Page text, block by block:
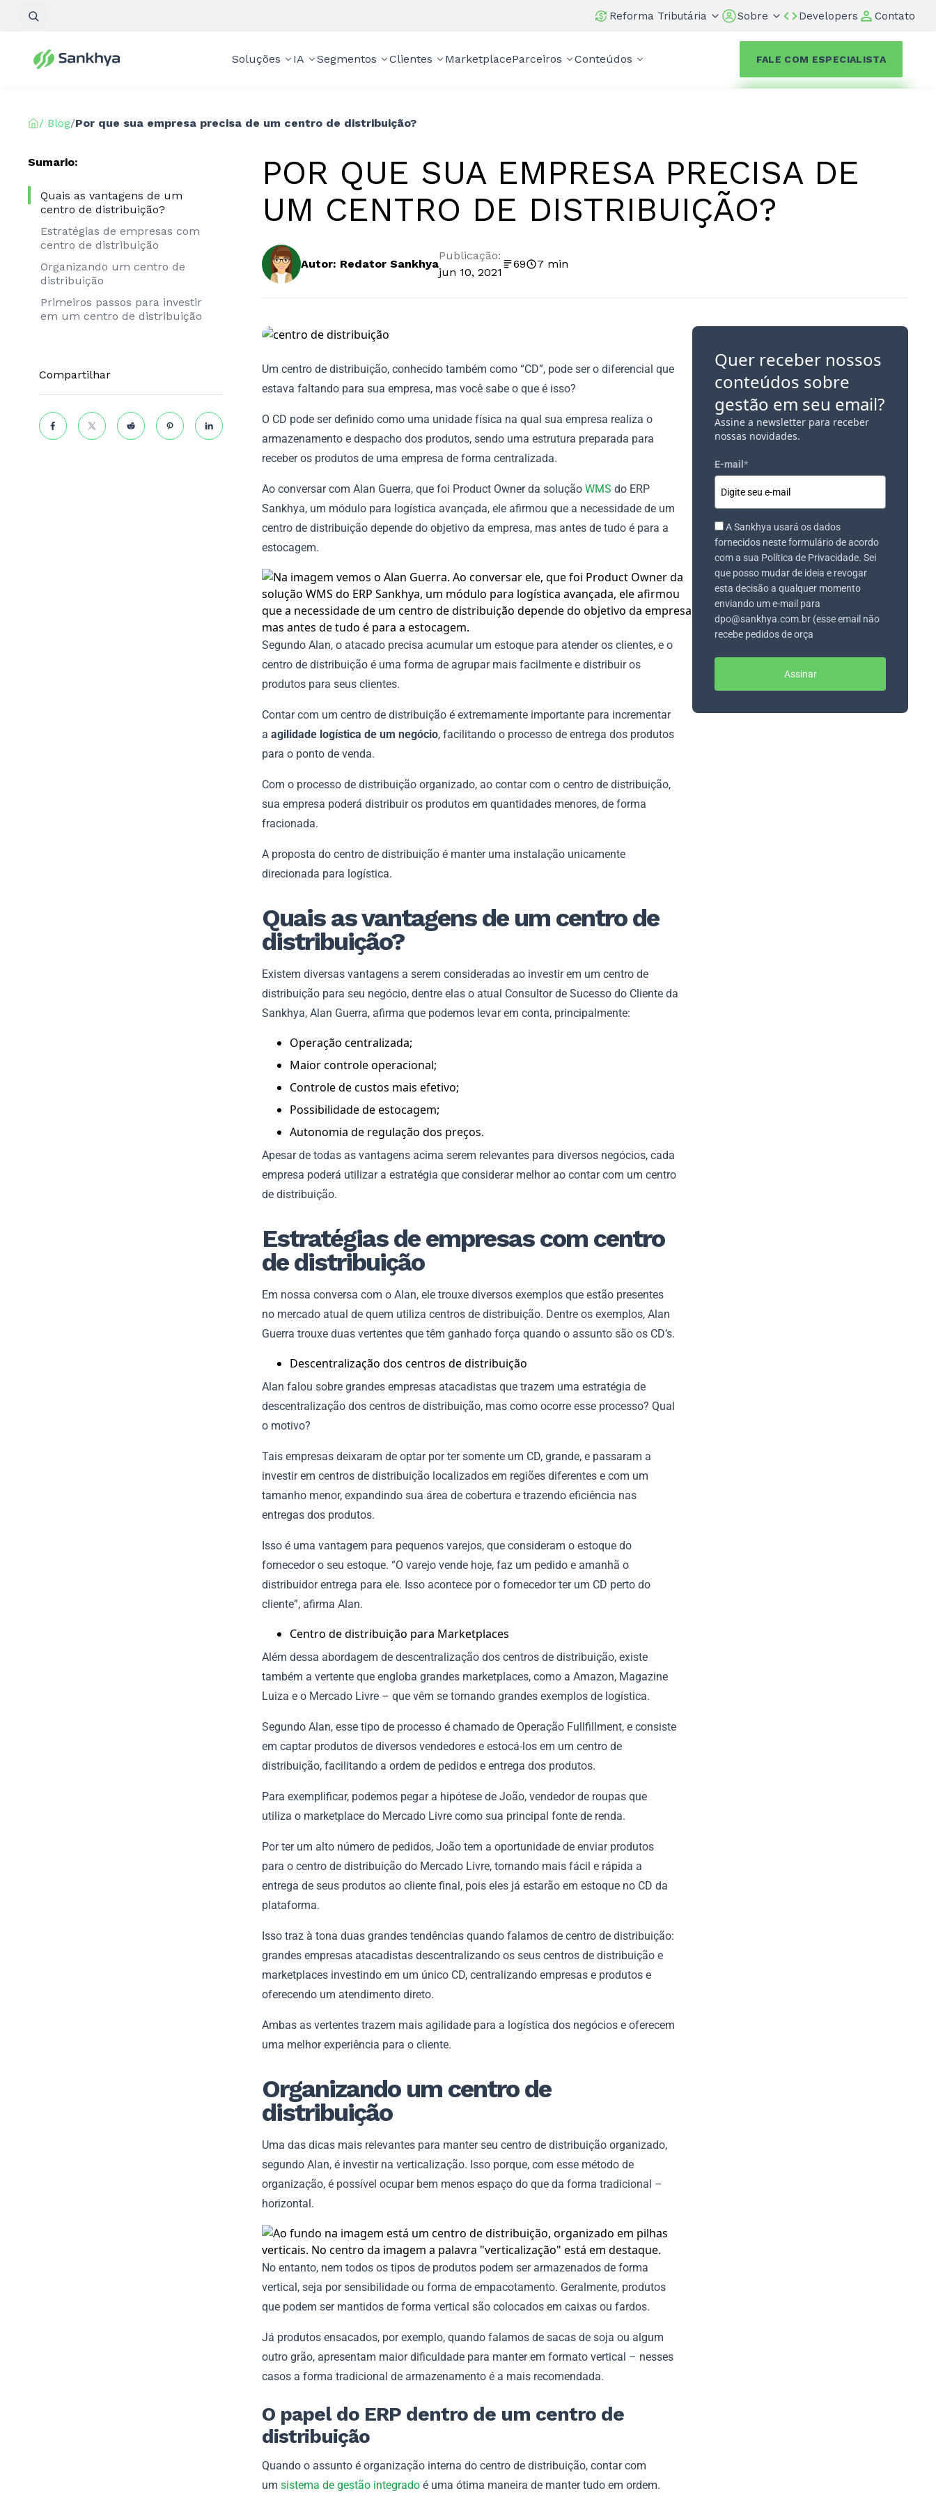
Reforma Tributária Sobre Developers Contato
Soluções IA Segmentos Clientes MarketplaceParceiros Conteúdos FALE COM ESPECIALISTA
/ Blog/Por que sua empresa precisa de um centro de distribuição?
Sumario:
Quais as vantagens de um
centro de distribuição?
Estratégias de empresas com
centro de distribuição
Organizando um centro de
distribuição
Primeiros passos para investir
em um centro de distribuição
Compartilhar
POR QUE SUA EMPRESA PRECISA DE
UM CENTRO DE DISTRIBUIÇÃO?
Autor: Redator Sankhya
Publicação:
jun 10, 2021
69 7 min
Um centro de distribuição, conhecido também como “CD”, pode ser o diferencial que
estava faltando para sua empresa, mas você sabe o que é isso?
O CD pode ser definido como uma unidade física na qual sua empresa realiza o
armazenamento e despacho dos produtos, sendo uma estrutura preparada para
receber os produtos de uma empresa de forma centralizada.
Ao conversar com Alan Guerra, que foi Product Owner da solução WMS do ERP
Sankhya, um módulo para logística avançada, ele afirmou que a necessidade de um
centro de distribuição depende do objetivo da empresa, mas antes de tudo é para a
estocagem.
Segundo Alan, o atacado precisa acumular um estoque para atender os clientes, e o
centro de distribuição é uma forma de agrupar mais facilmente e distribuir os
produtos para seus clientes.
Contar com um centro de distribuição é extremamente importante para incrementar
a agilidade logística de um negócio, facilitando o processo de entrega dos produtos
para o ponto de venda.
Com o processo de distribuição organizado, ao contar com o centro de distribuição,
sua empresa poderá distribuir os produtos em quantidades menores, de forma
fracionada.
A proposta do centro de distribuição é manter uma instalação unicamente
direcionada para logística.
Quais as vantagens de um centro de
distribuição?
Existem diversas vantagens a serem consideradas ao investir em um centro de
distribuição para seu negócio, dentre elas o atual Consultor de Sucesso do Cliente da
Sankhya, Alan Guerra, afirma que podemos levar em conta, principalmente:
Operação centralizada;
Maior controle operacional;
Controle de custos mais efetivo;
Possibilidade de estocagem;
Autonomia de regulação dos preços.
Apesar de todas as vantagens acima serem relevantes para diversos negócios, cada
empresa poderá utilizar a estratégia que considerar melhor ao contar com um centro
de distribuição.
Estratégias de empresas com centro
de distribuição
Em nossa conversa com o Alan, ele trouxe diversos exemplos que estão presentes
no mercado atual de quem utiliza centros de distribuição. Dentre os exemplos, Alan
Guerra trouxe duas vertentes que têm ganhado força quando o assunto são os CD’s.
Descentralização dos centros de distribuição
Alan falou sobre grandes empresas atacadistas que trazem uma estratégia de
descentralização dos centros de distribuição, mas como ocorre esse processo? Qual
o motivo?
Tais empresas deixaram de optar por ter somente um CD, grande, e passaram a
investir em centros de distribuição localizados em regiões diferentes e com um
tamanho menor, expandindo sua área de cobertura e trazendo eficiência nas
entregas dos produtos.
Isso é uma vantagem para pequenos varejos, que consideram o estoque do
fornecedor o seu estoque. “O varejo vende hoje, faz um pedido e amanhã o
distribuidor entrega para ele. Isso acontece por o fornecedor ter um CD perto do
cliente”, afirma Alan.
Centro de distribuição para Marketplaces
Além dessa abordagem de descentralização dos centros de distribuição, existe
também a vertente que engloba grandes marketplaces, como a Amazon, Magazine
Luiza e o Mercado Livre – que vêm se tornando grandes exemplos de logística.
Segundo Alan, esse tipo de processo é chamado de Operação Fullfillment, e consiste
em captar produtos de diversos vendedores e estocá-los em um centro de
distribuição, facilitando a ordem de pedidos e entrega dos produtos.
Para exemplificar, podemos pegar a hipótese de João, vendedor de roupas que
utiliza o marketplace do Mercado Livre como sua principal fonte de renda.
Por ter um alto número de pedidos, João tem a oportunidade de enviar produtos
para o centro de distribuição do Mercado Livre, tornando mais fácil e rápida a
entrega de seus produtos ao cliente final, pois eles já estarão em estoque no CD da
plataforma.
Isso traz à tona duas grandes tendências quando falamos de centro de distribuição:
grandes empresas atacadistas descentralizando os seus centros de distribuição e
marketplaces investindo em um único CD, centralizando empresas e produtos e
oferecendo um atendimento direto.
Ambas as vertentes trazem mais agilidade para a logística dos negócios e oferecem
uma melhor experiência para o cliente.
Organizando um centro de
distribuição
Uma das dicas mais relevantes para manter seu centro de distribuição organizado,
segundo Alan, é investir na verticalização. Isso porque, com esse método de
organização, é possível ocupar bem menos espaço do que da forma tradicional –
horizontal.
No entanto, nem todos os tipos de produtos podem ser armazenados de forma
vertical, seja por sensibilidade ou forma de empacotamento. Geralmente, produtos
que podem ser mantidos de forma vertical são colocados em caixas ou fardos.
Já produtos ensacados, por exemplo, quando falamos de sacas de soja ou algum
outro grão, apresentam maior dificuldade para manter em formato vertical – nesses
casos a forma tradicional de armazenamento é a mais recomendada.
O papel do ERP dentro de um centro de
distribuição
Quando o assunto é organização interna do centro de distribuição, contar com
um sistema de gestão integrado é uma ótima maneira de manter tudo em ordem.
Quer receber nossos
conteúdos sobre
gestão em seu email?
Assine a newsletter para receber
nossas novidades.
E-mail *
A Sankhya usará os dados
fornecidos neste formulário de acordo
com a sua Política de Privacidade. Sei
que posso mudar de ideia e revogar
esta decisão a qualquer momento
enviando um e-mail para
dpo@sankhya.com.br (esse email não
recebe pedidos de orça
Assinar